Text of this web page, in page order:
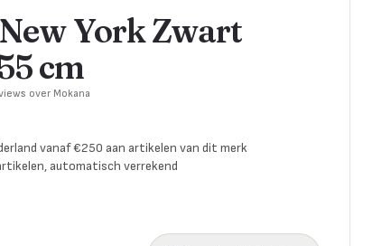
York Zwart
cm
over Mokana
vanaf €250 aan artikelen van dit merk
automatisch verrekend